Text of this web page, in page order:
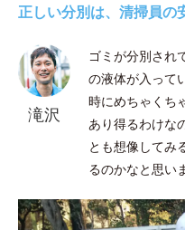
正しい分別は、清掃員の
滝沢
ゴミが分別され
の液体が入って
時にめちゃくち
あり得るわけな
とも想像してみ
るのかなと思い